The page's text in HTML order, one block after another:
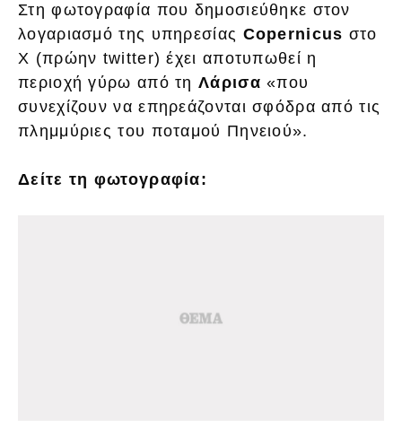
Στη φωτογραφία που δημοσιεύθηκε στον
λογαριασμό της υπηρεσίας Copernicus στο
Χ (πρώην twitter) έχει αποτυπωθεί η
περιοχή γύρω από τηΛάρισα«που
συνεχίζουν να επηρεάζονται σφόδρα από τις
πλημμύριες του ποταμού Πηνειού».
Δείτε τη φωτογραφία: